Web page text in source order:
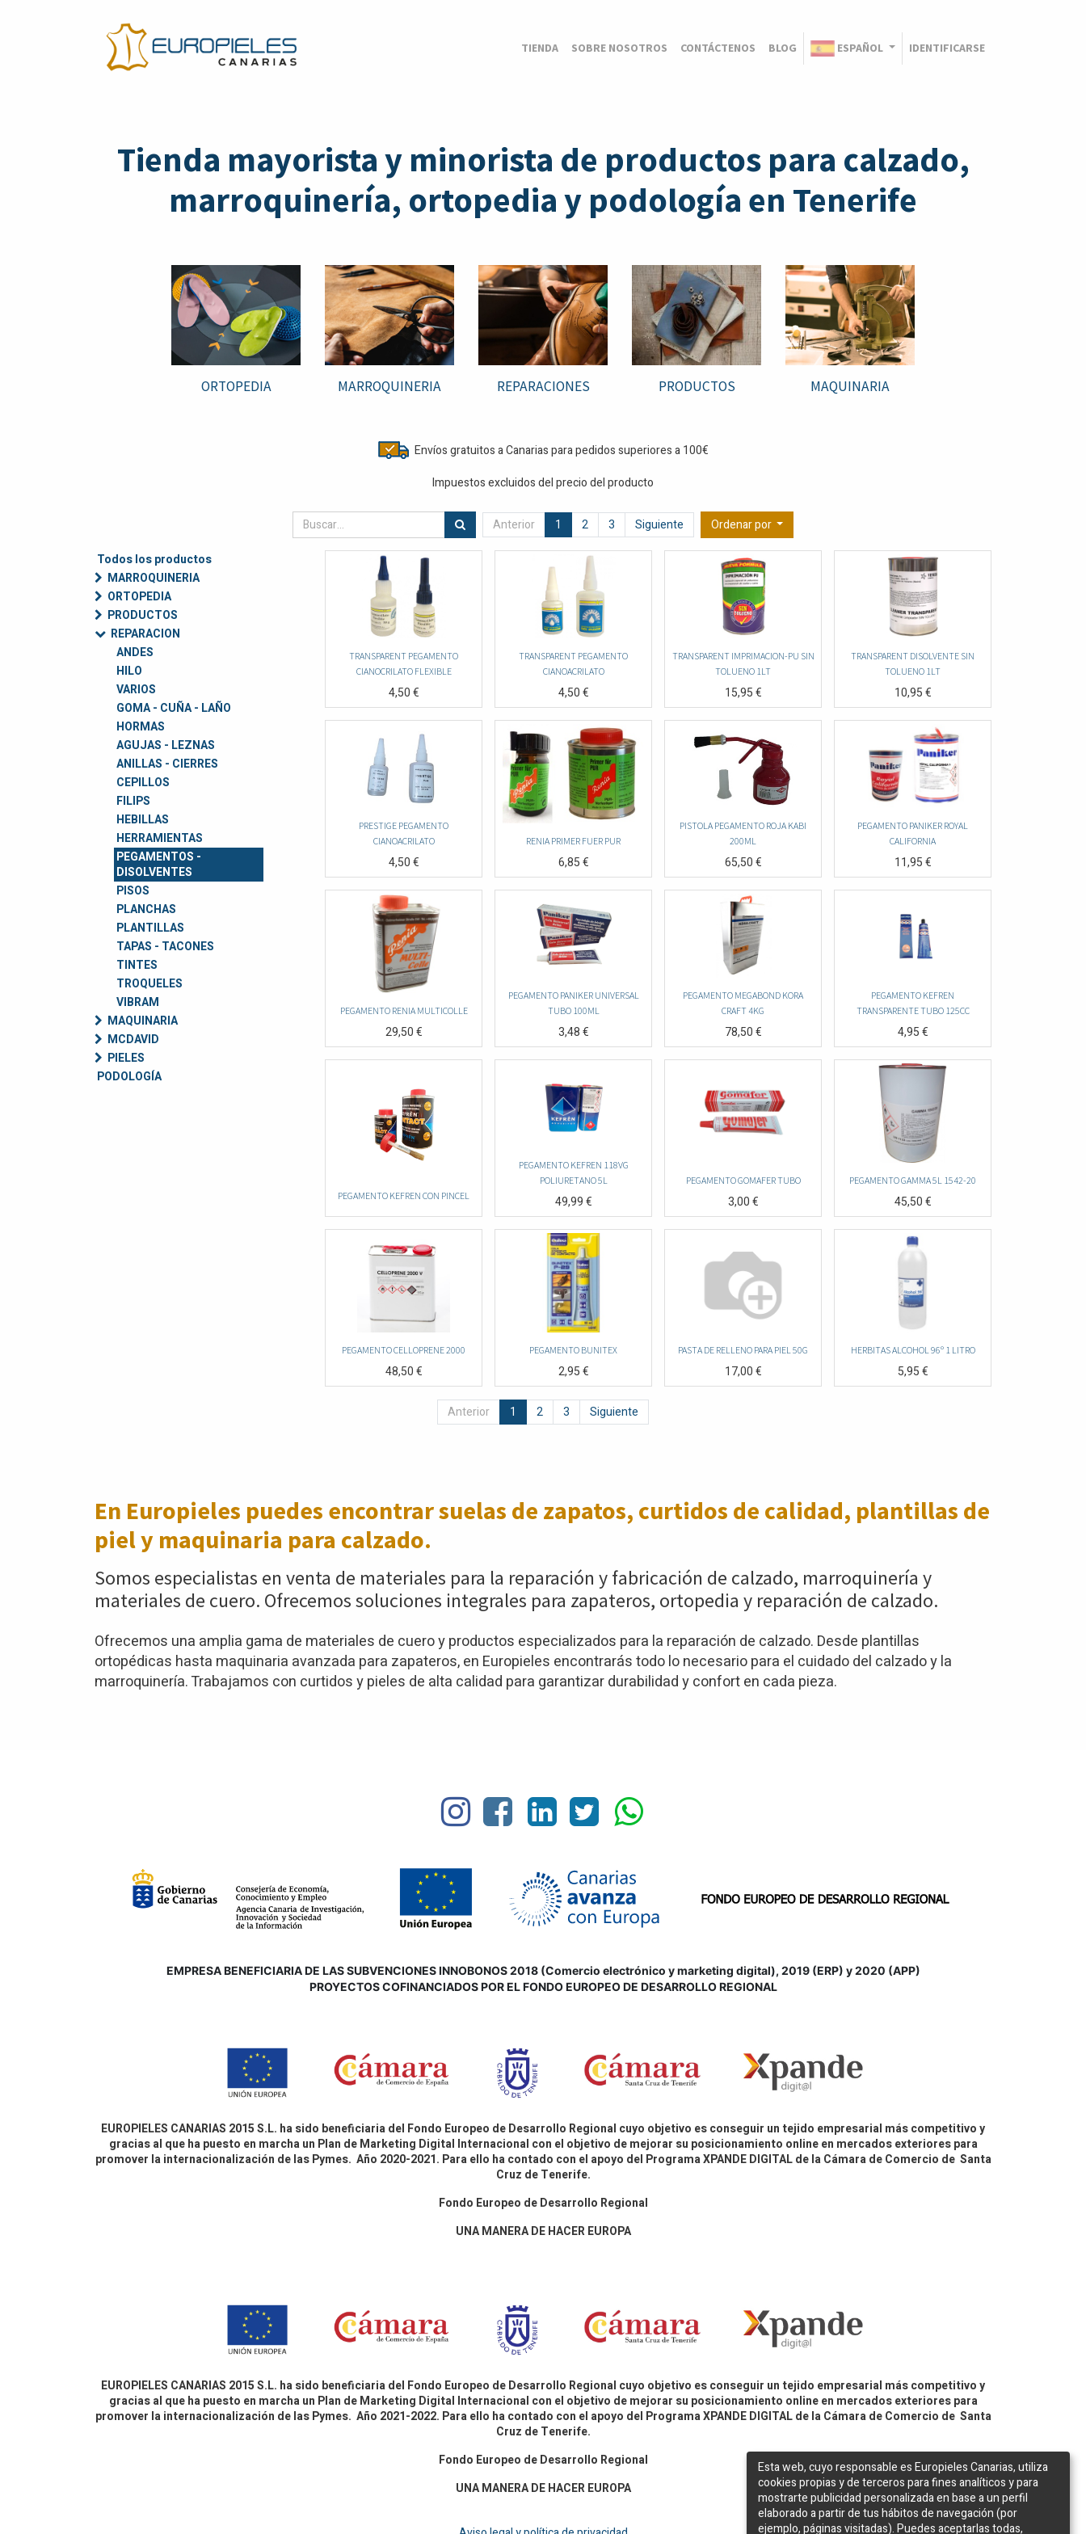
TIENDA SOBRE NOSOTROS CONTÁCTENOS BLOG ESPAÑOL IDENTIFICARSE
Tienda mayorista y minorista de productos para calzado,
marroquinería, ortopedia y podología en Tenerife
ORTOPEDIA MARROQUINERIA REPARACIONES PRODUCTOS MAQUINARIA
Envíos gratuitos a Canarias para pedidos superiores a 100€
Impuestos excluidos del precio del producto
Anterior 1 2 3 Siguiente Ordenar por
Todos los productos
MARROQUINERIA
ORTOPEDIA
PRODUCTOS
REPARACION
ANDES
HILO
VARIOS
GOMA - CUÑA - LAÑO
HORMAS
AGUJAS - LEZNAS
ANILLAS - CIERRES
CEPILLOS
FILIPS
HEBILLAS
HERRAMIENTAS
PEGAMENTOS -
DISOLVENTES
PISOS
PLANCHAS
PLANTILLAS
TAPAS - TACONES
TINTES
TROQUELES
VIBRAM
MAQUINARIA
MCDAVID
PIELES
PODOLOGÍA
TRANSPARENT PEGAMENTO
CIANOCRILATO FLEXIBLE
4,50€
TRANSPARENT PEGAMENTO
CIANOACRILATO
4,50€
TRANSPARENT IMPRIMACION-PU SIN
TOLUENO 1LT
15,95€
TRANSPARENT DISOLVENTE SIN
TOLUENO 1LT
10,95€
PRESTIGE PEGAMENTO
CIANOACRILATO
4,50€
RENIA PRIMER FUER PUR
6,85€
PISTOLA PEGAMENTO ROJA KABI
200ML
65,50€
PEGAMENTO PANIKER ROYAL
CALIFORNIA
11,95€
PEGAMENTO RENIA MULTICOLLE
29,50€
PEGAMENTO PANIKER UNIVERSAL
TUBO 100ML
3,48€
PEGAMENTO MEGABOND KORA
CRAFT 4KG
78,50€
PEGAMENTO KEFREN
TRANSPARENTE TUBO 125CC
4,95€
PEGAMENTO KEFREN CON PINCEL
PEGAMENTO KEFREN 118VG
POLIURETANO 5L
49,99€
PEGAMENTO GOMAFER TUBO
3,00€
PEGAMENTO GAMMA 5L 1542-20
45,50€
PEGAMENTO CELLOPRENE 2000
48,50€
PEGAMENTO BUNITEX
2,95€
PASTA DE RELLENO PARA PIEL 50G
17,00€
HERBITAS ALCOHOL 96º 1 LITRO
5,95€
Anterior 1 2 3 Siguiente
En Europieles puedes encontrar suelas de zapatos, curtidos de calidad, plantillas de
piel y maquinaria para calzado.
Somos especialistas en venta de materiales para la reparación y fabricación de calzado, marroquinería y
materiales de cuero. Ofrecemos soluciones integrales para zapateros, ortopedia y reparación de calzado.
Ofrecemos una amplia gama de materiales de cuero y productos especializados para la reparación de calzado. Desde plantillas
ortopédicas hasta maquinaria avanzada para zapateros, en Europieles encontrarás todo lo necesario para el cuidado del calzado y la
marroquinería. Trabajamos con curtidos y pieles de alta calidad para garantizar durabilidad y confort en cada pieza.
EMPRESA BENEFICIARIA DE LAS SUBVENCIONES INNOBONOS 2018 (Comercio electrónico y marketing digital), 2019 (ERP) y 2020 (APP)
PROYECTOS COFINANCIADOS POR EL FONDO EUROPEO DE DESARROLLO REGIONAL
EUROPIELES CANARIAS 2015 S.L. ha sido beneficiaria del Fondo Europeo de Desarrollo Regional cuyo objetivo es conseguir un tejido empresarial más competitivo y
gracias al que ha puesto en marcha un Plan de Marketing Digital Internacional con el objetivo de mejorar su posicionamiento online en mercados exteriores para
promover la internacionalización de las Pymes. Año 2020-2021. Para ello ha contado con el apoyo del Programa XPANDE DIGITAL de la Cámara de Comercio de Santa
Cruz de Tenerife.
Fondo Europeo de Desarrollo Regional
UNA MANERA DE HACER EUROPA
EUROPIELES CANARIAS 2015 S.L. ha sido beneficiaria del Fondo Europeo de Desarrollo Regional cuyo objetivo es conseguir un tejido empresarial más competitivo y
gracias al que ha puesto en marcha un Plan de Marketing Digital Internacional con el objetivo de mejorar su posicionamiento online en mercados exteriores para
promover la internacionalización de las Pymes. Año 2021-2022. Para ello ha contado con el apoyo del Programa XPANDE DIGITAL de la Cámara de Comercio de Santa
Cruz de Tenerife.
Fondo Europeo de Desarrollo Regional
UNA MANERA DE HACER EUROPA
Esta web, cuyo responsable es Europieles Canarias, utiliza
cookies propias y de terceros para fines analíticos y para
mostrarte publicidad personalizada en base a un perfil
elaborado a partir de tus hábitos de navegación (por
ejemplo, páginas visitadas). Puedes aceptarlas todas,